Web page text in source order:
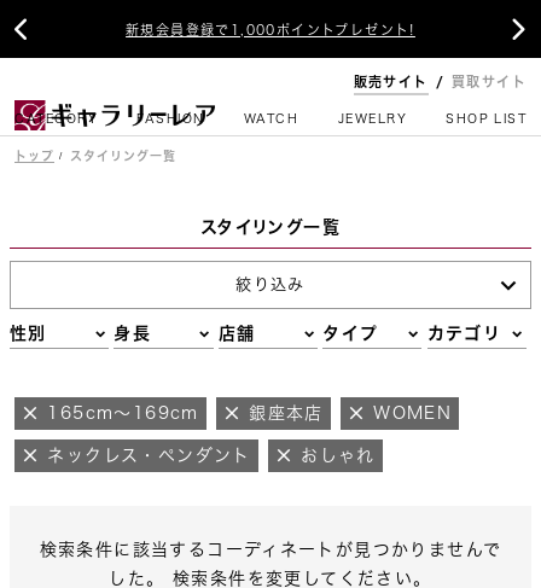
新規会員登録で1,000ポイントプレゼント!
 
販売サイト 買取サイト
CATEGORY FASHION WATCH JEWELRY SHOP LIST
トップ スタイリング一覧
スタイリング一覧
絞り込み
性別 身長 店舗 タイプ カテゴリ
165cm～169cm 銀座本店 WOMEN
ネックレス・ペンダント おしゃれ
検索条件に該当するコーディネートが見つかりませんで
した。 検索条件を変更してください。